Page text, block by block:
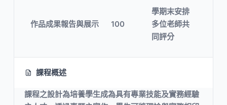
作品成果報告與展示 100
學期末安排
多位老師共
同評分
課程概述
課程之設計為培養學生成為具有專業技能及實務經驗